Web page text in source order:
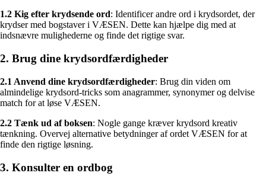
1.2 Kig efter krydsende ord: Identificer andre ord i krydsordet, der
krydser med bogstaver i VÆSEN. Dette kan hjælpe dig med at
indsnævre mulighederne og finde det rigtige svar.
2. Brug dine krydsordfærdigheder
2.1 Anvend dine krydsordfærdigheder: Brug din viden om
almindelige krydsord-tricks som anagrammer, synonymer og delvise
match for at løse VÆSEN.
2.2 Tænk ud af boksen: Nogle gange kræver krydsord kreativ
tænkning. Overvej alternative betydninger af ordet VÆSEN for at
finde den rigtige løsning.
3. Konsulter en ordbog